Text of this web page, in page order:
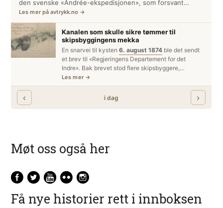
Møt oss også her
Få nye historier rett i innboksen